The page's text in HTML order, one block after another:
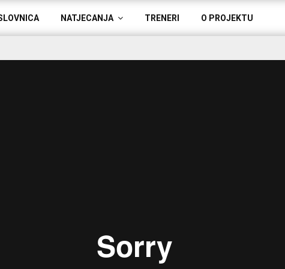
NATJECANJA TRENERI O PROJEKTU